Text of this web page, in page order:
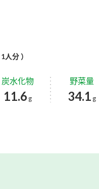
1人分 ）
炭水化物
11.6 g
野菜量
34.1 g